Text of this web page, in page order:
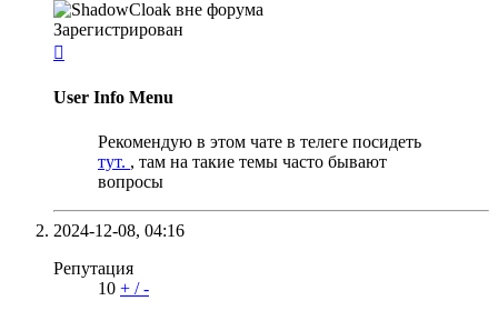
Зарегистрирован

User Info Menu
Рекомендую в этом чате в телеге посидеть
тут. , там на такие темы часто бывают
вопросы
2024-12-08, 04:16
Репутация
10 + /-